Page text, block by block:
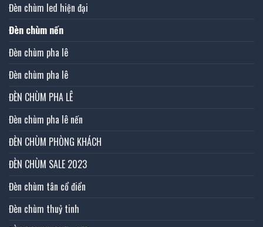
Đèn chùm led hiện đại
Đèn chùm nến
Đèn chùm pha lê
Đèn chùm pha lê
ĐÈN CHÙM PHA LÊ
Đèn chùm pha lê nến
ĐÈN CHÙM PHÒNG KHÁCH
ĐÈN CHÙM SALE 2023
Đèn chùm tân cổ điển
Đèn chùm thuỷ tinh